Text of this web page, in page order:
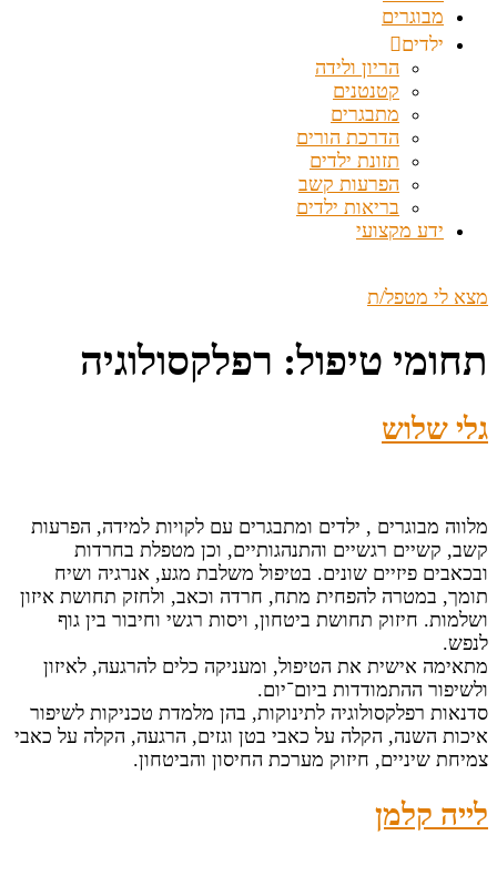
מבוגרים
ילדים
הריון ולידה
קטנטנים
מתבגרים
הדרכת הורים
תזונת ילדים
הפרעות קשב
בריאות ילדים
ידע מקצועי
מצא לי מטפל/ת
תחומי טיפול: רפלקסולוגיה
גלי שלוש
מלווה מבוגרים , ילדים ומתבגרים עם לקויות למידה, הפרעות
קשב, קשיים רגשיים והתנהגותיים, וכן מטפלת בחרדות
ובכאבים פיזיים שונים. בטיפול משלבת מגע, אנרגיה ושיח
תומך, במטרה להפחית מתח, חרדה וכאב, ולחזק תחושת איזון
ושלמות. חיזוק תחושת ביטחון, ויסות רגשי וחיבור בין גוף
לנפש.
מתאימה אישית את הטיפול, ומעניקה כלים להרגעה, לאיזון
ולשיפור ההתמודדות ביום־יום.
סדנאות רפלקסולוגיה לתינוקות, בהן מלמדת טכניקות לשיפור
איכות השנה, הקלה על כאבי בטן וגזים, הרגעה, הקלה על כאבי
צמיחת שיניים, חיזוק מערכת החיסון והביטחון.
לייה קלמן